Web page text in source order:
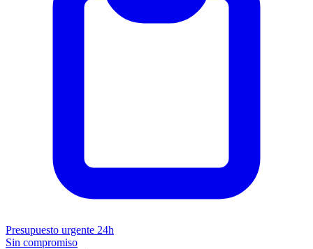
Presupuesto urgente 24h
Sin compromiso